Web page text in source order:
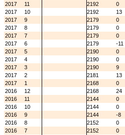
2017
11 2192
0
2017
10 2192
13
2017
9 2179
0
2017
8 2179
0
2017
7 2179
0
2017
6 2179
-11
2017
5 2190
0
2017
4 2190
0
2017
3 2190
9
2017
2 2181
13
2017
1 2168
0
2016
12 2168
24
2016
11 2144
0
2016
10 2144
0
2016
9 2144
-8
2016
8 2152
0
2016
7 2152
0